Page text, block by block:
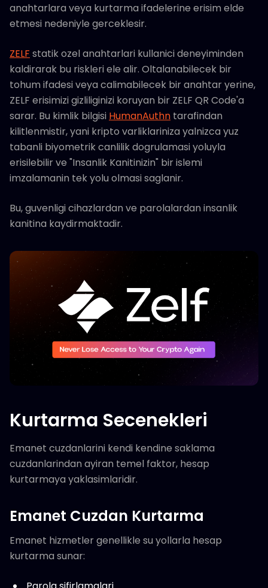
anahtarlara veya kurtarma ifadelerine erisim elde
etmesi nedeniyle gerceklesir.
ZELF statik ozel anahtarlari kullanici deneyiminden
kaldirarak bu riskleri ele alir. Oltalanabilecek bir
tohum ifadesi veya calimabilecek bir anahtar yerine,
ZELF erisimizi gizliliginizi koruyan bir ZELF QR Code'a
sarar. Bu kimlik bilgisi HumanAuthn tarafindan
kilitlenmistir, yani kripto varliklariniza yalnizca yuz
tabanli biyometrik canlilik dogrulamasi yoluyla
erisilebilir ve "Insanlik Kanitinizin" bir islemi
imzalamanin tek yolu olmasi saglanir.
Bu, guvenligi cihazlardan ve parolalardan insanlik
kanitina kaydirmaktadir.
Kurtarma Secenekleri
Emanet cuzdanlarini kendi kendine saklama
cuzdanlarindan ayiran temel faktor, hesap
kurtarmaya yaklasimlaridir.
Emanet Cuzdan Kurtarma
Emanet hizmetler genellikle su yollarla hesap
kurtarma sunar: